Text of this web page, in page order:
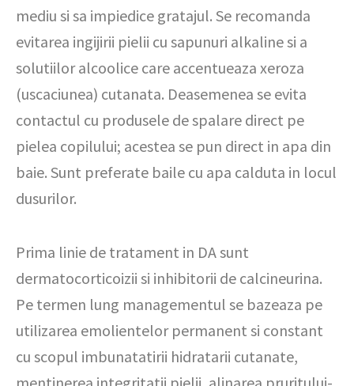
mediu si sa impiedice gratajul. Se recomanda
evitarea ingijirii pielii cu sapunuri alkaline si a
solutiilor alcoolice care accentueaza xeroza
(uscaciunea) cutanata. Deasemenea se evita
contactul cu produsele de spalare direct pe
pielea copilului; acestea se pun direct in apa din
baie. Sunt preferate baile cu apa calduta in locul
dusurilor.
Prima linie de tratament in DA sunt
dermatocorticoizii si inhibitorii de calcineurina.
Pe termen lung managementul se bazeaza pe
utilizarea emolientelor permanent si constant
cu scopul imbunatatirii hidratarii cutanate,